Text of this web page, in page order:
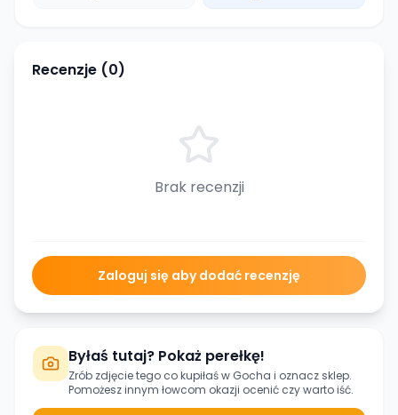
Recenzje (0)
Brak recenzji
Zaloguj się aby dodać recenzję
Byłaś tutaj? Pokaż perełkę!
Zrób zdjęcie tego co kupiłaś w Gocha i oznacz sklep.
Pomożesz innym łowcom okazji ocenić czy warto iść.